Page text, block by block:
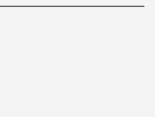
l’app di posta elettronica)
apre l’app di posta elettronica)